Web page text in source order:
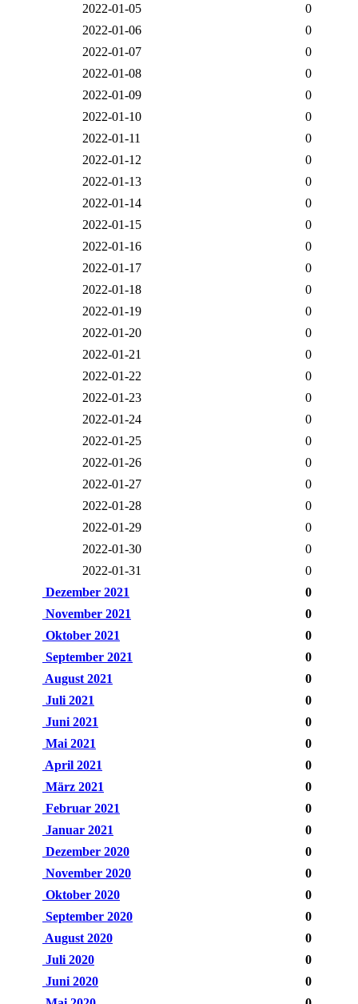
2022-01-05
0
2022-01-06
0
2022-01-07
0
2022-01-08
0
2022-01-09
0
2022-01-10
0
2022-01-11
0
2022-01-12
0
2022-01-13
0
2022-01-14
0
2022-01-15
0
2022-01-16
0
2022-01-17
0
2022-01-18
0
2022-01-19
0
2022-01-20
0
2022-01-21
0
2022-01-22
0
2022-01-23
0
2022-01-24
0
2022-01-25
0
2022-01-26
0
2022-01-27
0
2022-01-28
0
2022-01-29
0
2022-01-30
0
2022-01-31
0
Dezember 2021
0
November 2021
0
Oktober 2021
0
September 2021
0
August 2021
0
Juli 2021
0
Juni 2021
0
Mai 2021
0
April 2021
0
März 2021
0
Februar 2021
0
Januar 2021
0
Dezember 2020
0
November 2020
0
Oktober 2020
0
September 2020
0
August 2020
0
Juli 2020
0
Juni 2020
0